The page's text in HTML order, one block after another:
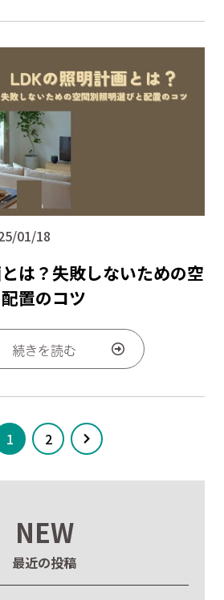
01/18
は？失敗しないための空
置のコツ
続きを読む
1 2
NEW
最近の投稿